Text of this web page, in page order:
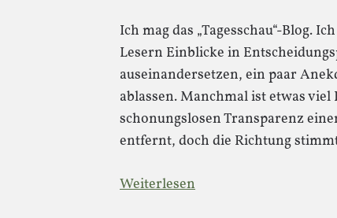
Ich mag das „Tagesschau“-Blog.
Lesern Einblicke in
auseinandersetzen, ein paar
ablassen. Manchmal ist etwas
schonungslosen Transparenz
entfernt, doch die Richtung
Weiterlesen